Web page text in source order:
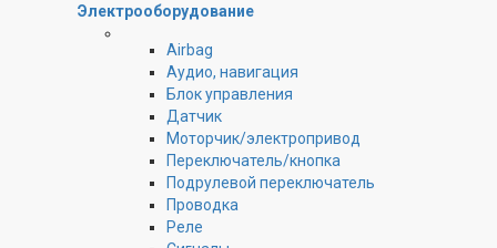
Электрооборудование
Airbag
Аудио, навигация
Блок управления
Датчик
Моторчик/электропривод
Переключатель/кнопка
Подрулевой переключатель
Проводка
Реле